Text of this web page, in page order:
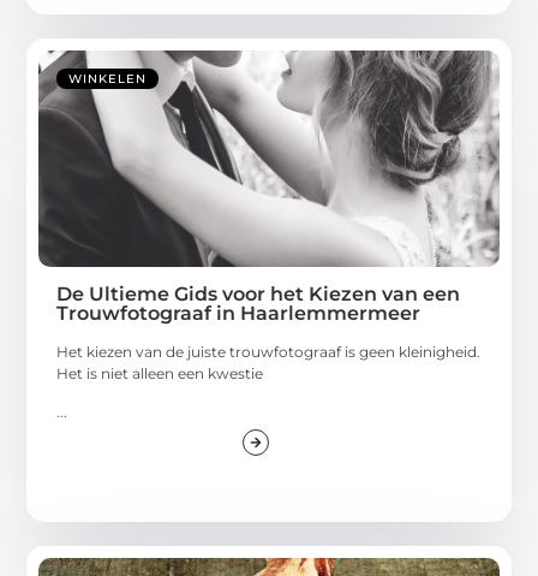
WINKELEN
De Ultieme Gids voor het Kiezen van een
Trouwfotograaf in Haarlemmermeer
Het kiezen van de juiste trouwfotograaf is geen kleinigheid.
Het is niet alleen een kwestie